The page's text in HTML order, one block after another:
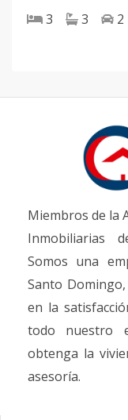
3 3 2
Miembros de la
Inmobiliarias
Somos una
Santo
en la
todo nuestro
obtenga la
asesoría.